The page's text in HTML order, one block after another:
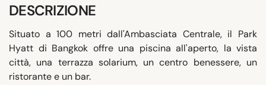
DESCRIZIONE
Situato a 100 metri dall'Ambasciata Centrale, il Park
Hyatt di Bangkok offre una piscina all'aperto, la vista
città, una terrazza solarium, un centro benessere, un
ristorante e un bar.